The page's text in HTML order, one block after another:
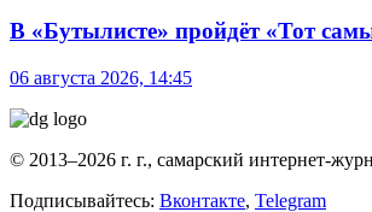
В «Бутылисте» пройдёт «Тот
06 августа 2026, 14:45
© 2013–2026 г. г., самарский интернет-
Подписывайтесь: Вконтакте, Telegram